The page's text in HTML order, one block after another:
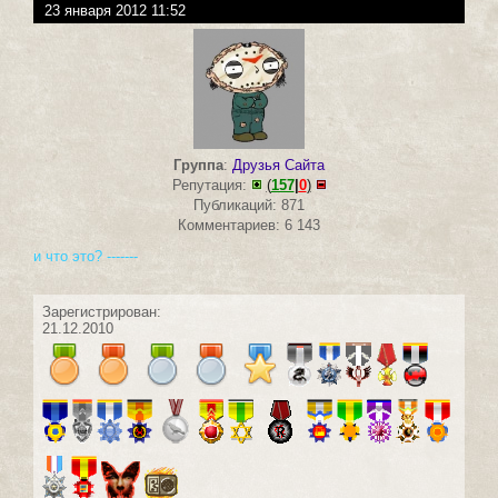
23 января 2012 11:52
Группа: Друзья Сайта
Репутация:
(157| 0)
Публикаций: 871
Комментариев: 6 143
и что это? -------
Зарегистрирован:
21.12.2010